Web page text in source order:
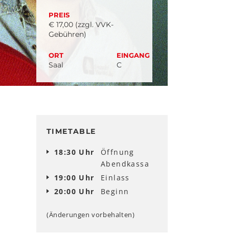
PREIS
€ 17,00 (zzgl. VVK-
Gebühren)
ORT
Saal
EINGANG
C
TIMETABLE
18:30 Uhr
Öffnung
Abendkassa
19:00 Uhr
Einlass
20:00 Uhr
Beginn
(Änderungen vorbehalten)